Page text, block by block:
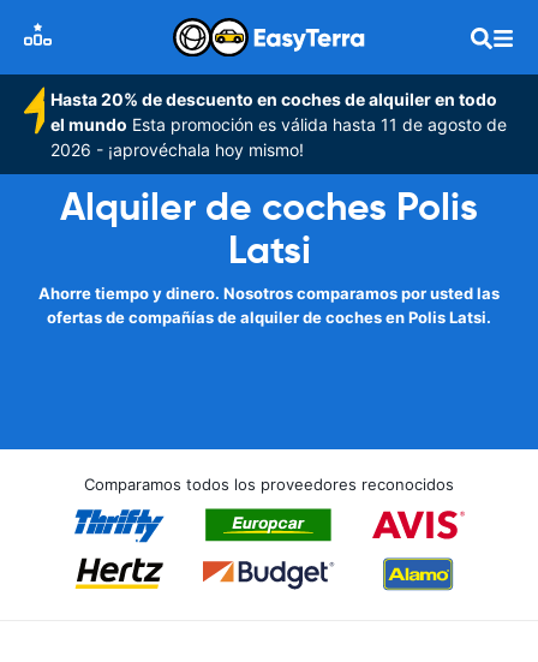
Hasta 20% de descuento en coches de alquiler en todo
el mundo Esta promoción es válida hasta 11 de agosto de
2026 - ¡aprovéchala hoy mismo!
Alquiler de coches Polis
Latsi
Ahorre tiempo y dinero. Nosotros comparamos por usted las
ofertas de compañías de alquiler de coches en Polis Latsi.
Comparamos todos los proveedores reconocidos